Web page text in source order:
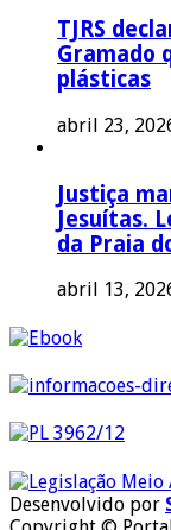
TJRS
Gramado
plásticas
abril 23,
Justiça
Jesuítas.
da Praia
abril 13,
Desenvolvido por